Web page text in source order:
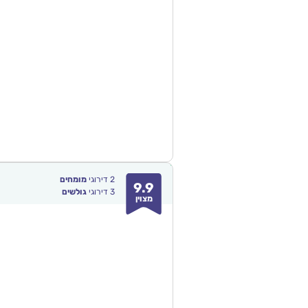
9.9
מצוין
2 דירוגימומחים
3 דירוגיגולשים